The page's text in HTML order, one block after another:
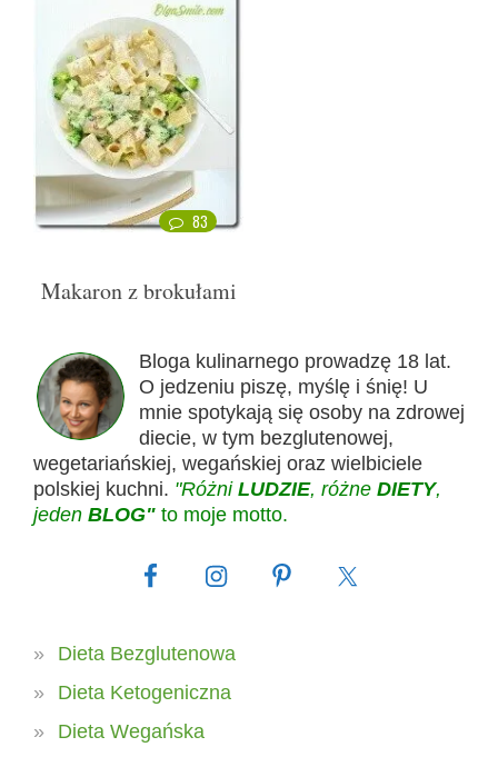
83
Makaron z brokułami
Bloga kulinarnego prowadzę 18 lat.
O jedzeniu piszę, myślę i śnię! U
mnie spotykają się osoby na zdrowej
diecie, w tym bezglutenowej,
wegetariańskiej, wegańskiej oraz wielbiciele
polskiej kuchni. "Różni LUDZIE, różne DIETY,
jeden BLOG" to moje motto.
Dieta Bezglutenowa
Dieta Ketogeniczna
Dieta Wegańska